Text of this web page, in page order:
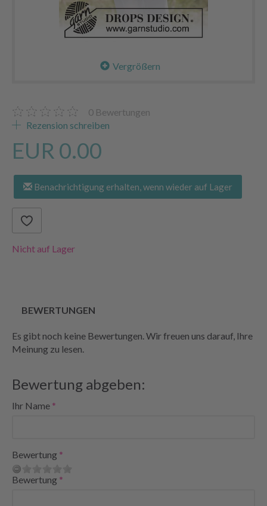
Vergrößern
0 Bewertungen
Rezension schreiben
EUR 0.00
Benachrichtigung erhalten, wenn wieder auf Lager
Nicht auf Lager
BEWERTUNGEN
Es gibt noch keine Bewertungen. Wir freuen uns darauf, Ihre
Meinung zu lesen.
Bewertung abgeben:
Ihr Name
Bewertung
Bewertung